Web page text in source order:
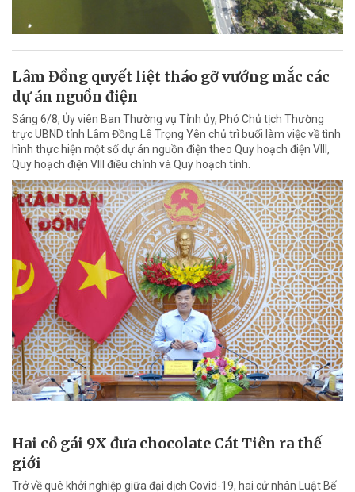
Lâm Đồng quyết liệt tháo gỡ vướng mắc các
dự án nguồn điện
Sáng 6/8, Ủy viên Ban Thường vụ Tỉnh ủy, Phó Chủ tịch Thường
trực UBND tỉnh Lâm Đồng Lê Trọng Yên chủ trì buổi làm việc về tình
hình thực hiện một số dự án nguồn điện theo Quy hoạch điện VIII,
Quy hoạch điện VIII điều chỉnh và Quy hoạch tỉnh.
Hai cô gái 9X đưa chocolate Cát Tiên ra thế
giới
Trở về quê khởi nghiệp giữa đại dịch Covid-19, hai cử nhân Luật Bế